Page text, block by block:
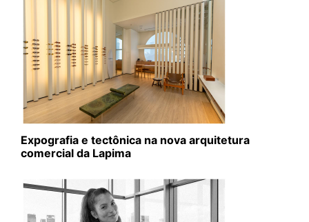
Expografia e tectônica na nova arquitetura
comercial da Lapima